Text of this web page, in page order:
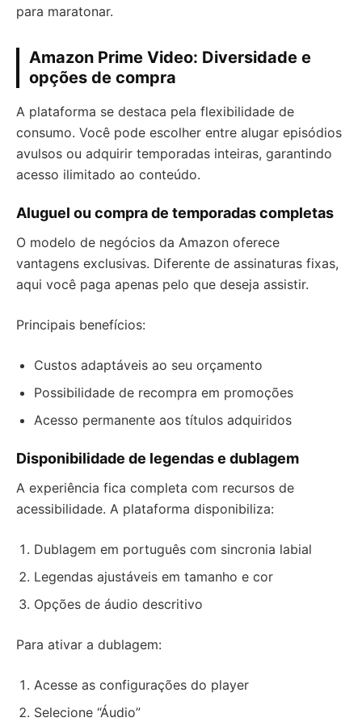
para maratonar.
Amazon Prime Video: Diversidade e
opções de compra
A plataforma se destaca pela flexibilidade de
consumo. Você pode escolher entre alugar episódios
avulsos ou adquirir temporadas inteiras, garantindo
acesso ilimitado ao conteúdo.
Aluguel ou compra de temporadas completas
O modelo de negócios da Amazon oferece
vantagens exclusivas. Diferente de assinaturas fixas,
aqui você paga apenas pelo que deseja assistir.
Principais benefícios:
Custos adaptáveis ao seu orçamento
Possibilidade de recompra em promoções
Acesso permanente aos títulos adquiridos
Disponibilidade de legendas e dublagem
A experiência fica completa com recursos de
acessibilidade. A plataforma disponibiliza:
Dublagem em português com sincronia labial
Legendas ajustáveis em tamanho e cor
Opções de áudio descritivo
Para ativar a dublagem:
Acesse as configurações do player
Selecione “Áudio”